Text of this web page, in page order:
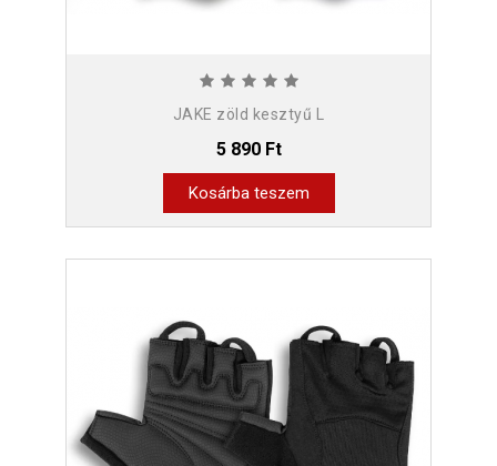
JAKE zöld kesztyű L
5 890 Ft
Kosárba teszem